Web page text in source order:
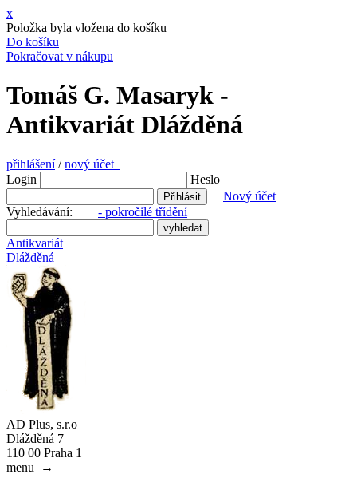
x
Položka byla vložena do košíku
Do košíku
Pokračovat v nákupu
Tomáš G. Masaryk -
Antikvariát Dlážděná
přihlášení/nový účet
Login
Heslo
Nový účet
Vyhledávání: - pokročilé třídění
Antikvariát
Dlážděná
AD Plus, s.r.o
Dlážděná 7
110 00 Praha 1
menu
→